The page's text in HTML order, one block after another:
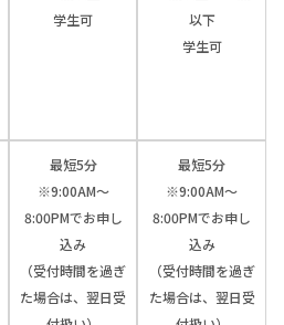
学生可
以下
学生可
最短5分
※9:00AM～
8:00PMでお申し
込み
（受付時間を過ぎ
た場合は、翌日受
最短5分
※9:00AM～
8:00PMでお申し
込み
（受付時間を過ぎ
た場合は、翌日受